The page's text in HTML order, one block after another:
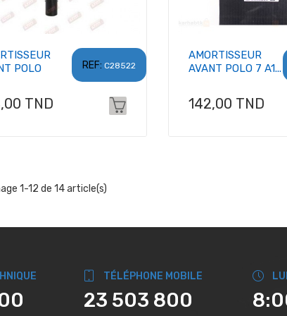
REF: C28522
POLO
TND
AMORTISSEUR
AVANT POLO 7 A1...
Prix
142,00 TND
1-12 de 14 article(s)
TÉLÉPHONE MOBILE
23 503 800